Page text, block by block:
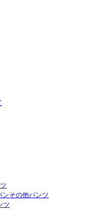
その他パンツ
ツ